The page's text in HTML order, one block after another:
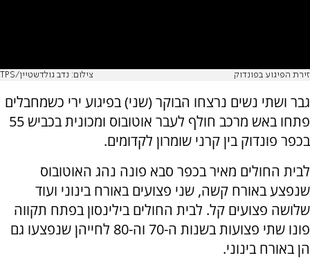
זירת הפיגוע בפונדוק צילום: נדב גולדשטיין/TPS
גבר ושתי נשים נרצחו הבוקר (שני) בפיגוע ירי כשמחבלים
פתחו באש מרכב חולף לעבר אוטובוס ומכונית בכביש 55
בכפר פונדוק בין קרני שומרון לקדומים.
לבית החולים מאיר בכפר סבא פונה נהג האוטובוס
שנפצע באורח קשה, שני פצועים באורח בינוני ועוד
שלושה פצועים קל. לבית החולים בילינסון בפתח תקווה
פונו שתי פצועות בשנות ה-70 וה-80 לחייהן שנפצעו גם
הן באורח בינוני.